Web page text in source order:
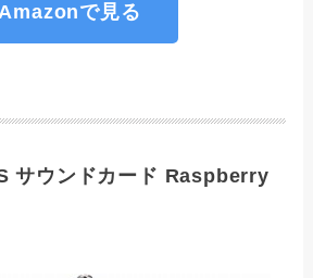
で見る
サウンドカード Raspberry